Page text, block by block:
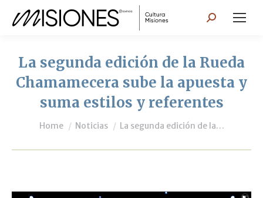
Search:
La segunda edición de la Rueda
Chamamecera sube la apuesta y
suma estilos y referentes
You are here:
Home Noticias La segunda edición de la…